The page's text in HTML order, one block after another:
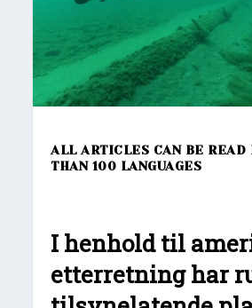
ALL ARTICLES CAN BE READ
THAN 100 LANGUAGES
I henhold til
etterretning har